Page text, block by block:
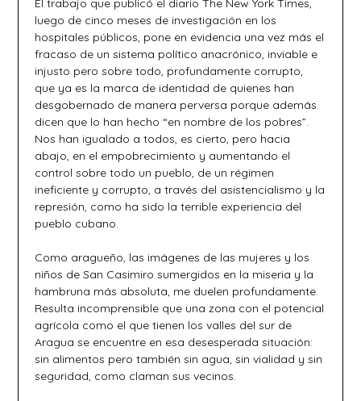
luego de cinco meses de investigación en los
hospitales públicos, pone en evidencia una vez más el
fracaso de un sistema político anacrónico, inviable e
injusto pero sobre todo, profundamente corrupto,
que ya es la marca de identidad de quienes han
desgobernado de manera perversa porque además
dicen que lo han hecho “en nombre de los pobres”.
Nos han igualado a todos, es cierto, pero hacia
abajo, en el empobrecimiento y aumentando el
control sobre todo un pueblo, de un régimen
ineficiente y corrupto, a través del asistencialismo y la
represión, como ha sido la terrible experiencia del
pueblo cubano.
Como aragueño, las imágenes de las mujeres y los
niños de San Casimiro sumergidos en la miseria y la
hambruna más absoluta, me duelen profundamente.
Resulta incomprensible que una zona con el potencial
agrícola como el que tienen los valles del sur de
Aragua se encuentre en esa desesperada situación:
sin alimentos pero también sin agua, sin vialidad y sin
seguridad, como claman sus vecinos.